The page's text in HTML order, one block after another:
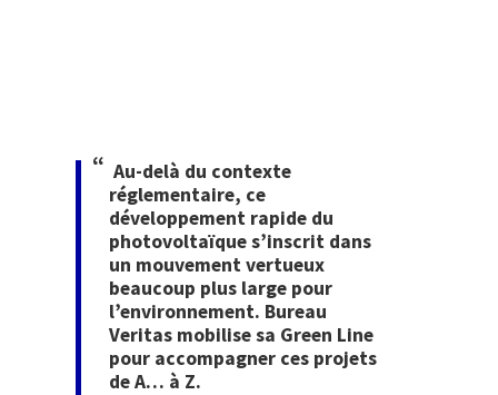
Au-delà du contexte
réglementaire, ce
développement rapide du
photovoltaïque s’inscrit dans
un mouvement vertueux
beaucoup plus large pour
l’environnement. Bureau
Veritas mobilise sa Green Line
pour accompagner ces projets
de A… à Z.